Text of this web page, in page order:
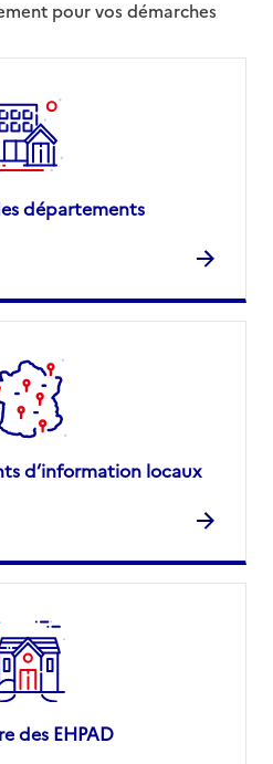
pour vos démarches
départements
d’information locaux
des EHPAD